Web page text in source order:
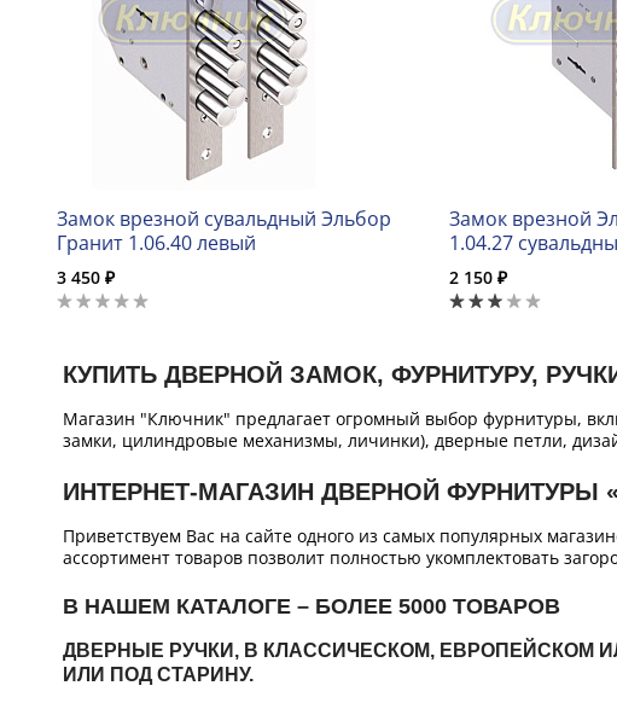
Замок врезной сувальдный Эльбор
Гранит 1.06.40 левый
3 450 ₽
Замок врезной
1.04.27
2 150 ₽
КУПИТЬ ДВЕРНОЙ ЗАМОК, ФУРНИТУРУ,
Магазин "Ключник" предлагает огромный выбор фурнитуры,
замки, цилиндровые механизмы, личинки), дверные петли,
ИНТЕРНЕТ-МАГАЗИН ДВЕРНОЙ ФУРНИТУРЫ
Приветствуем Вас на сайте одного из самых популярных
ассортимент товаров позволит полностью укомплектовать
В НАШЕМ КАТАЛОГЕ – БОЛЕЕ 5000 ТОВАРОВ
ДВЕРНЫЕ РУЧКИ, В КЛАССИЧЕСКОМ, ЕВРОПЕЙСКОМ
ИЛИ ПОД СТАРИНУ.